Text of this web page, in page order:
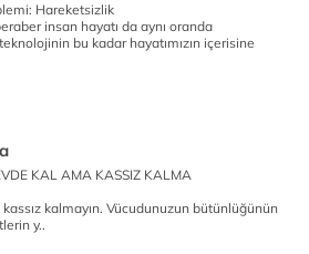
Hareketsizlik
insan hayatı da aynı oranda
bu kadar hayatımızın içerisine
KASSIZ KALMA
kalmayın. Vücudunuzun bütünlüğünün
y..